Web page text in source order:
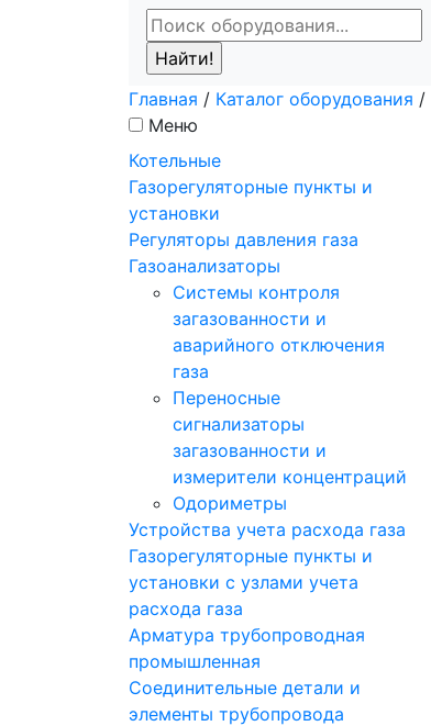
Главная / Каталог оборудования /
Меню
Котельные
Газорегуляторные пункты и
установки
Регуляторы давления газа
Газоанализаторы
Системы контроля
загазованности и
аварийного отключения
газа
Переносные
сигнализаторы
загазованности и
измерители концентраций
Одориметры
Устройства учета расхода газа
Газорегуляторные пункты и
установки с узлами учета
расхода газа
Арматура трубопроводная
промышленная
Соединительные детали и
элементы трубопровода